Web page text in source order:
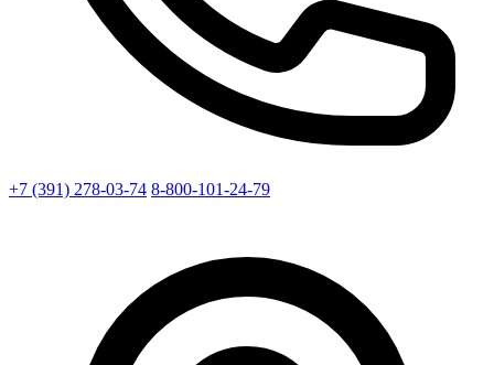
+7 (391) 278-03-74 8-800-101-24-79